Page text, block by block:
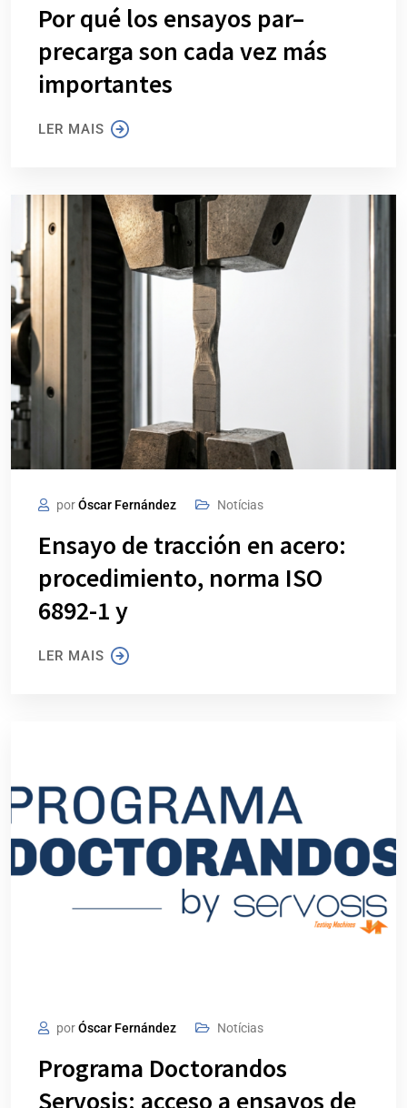
Por qué los ensayos par–
precarga son cada vez más
importantes
LER MAIS
porÓscar Fernández Notícias
Ensayo de tracción en acero:
procedimiento, norma ISO
6892-1 y
LER MAIS
porÓscar Fernández Notícias
Programa Doctorandos
Servosis: acceso a ensayos de